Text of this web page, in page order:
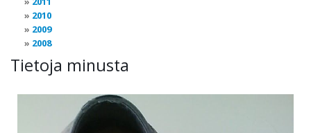
2010
2009
2008
Tietoja minusta